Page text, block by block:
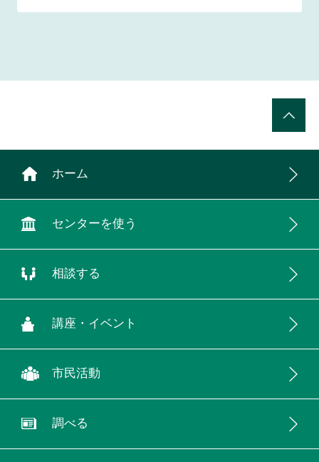
ホーム
センターを使う
相談する
講座・イベント
市民活動
調べる